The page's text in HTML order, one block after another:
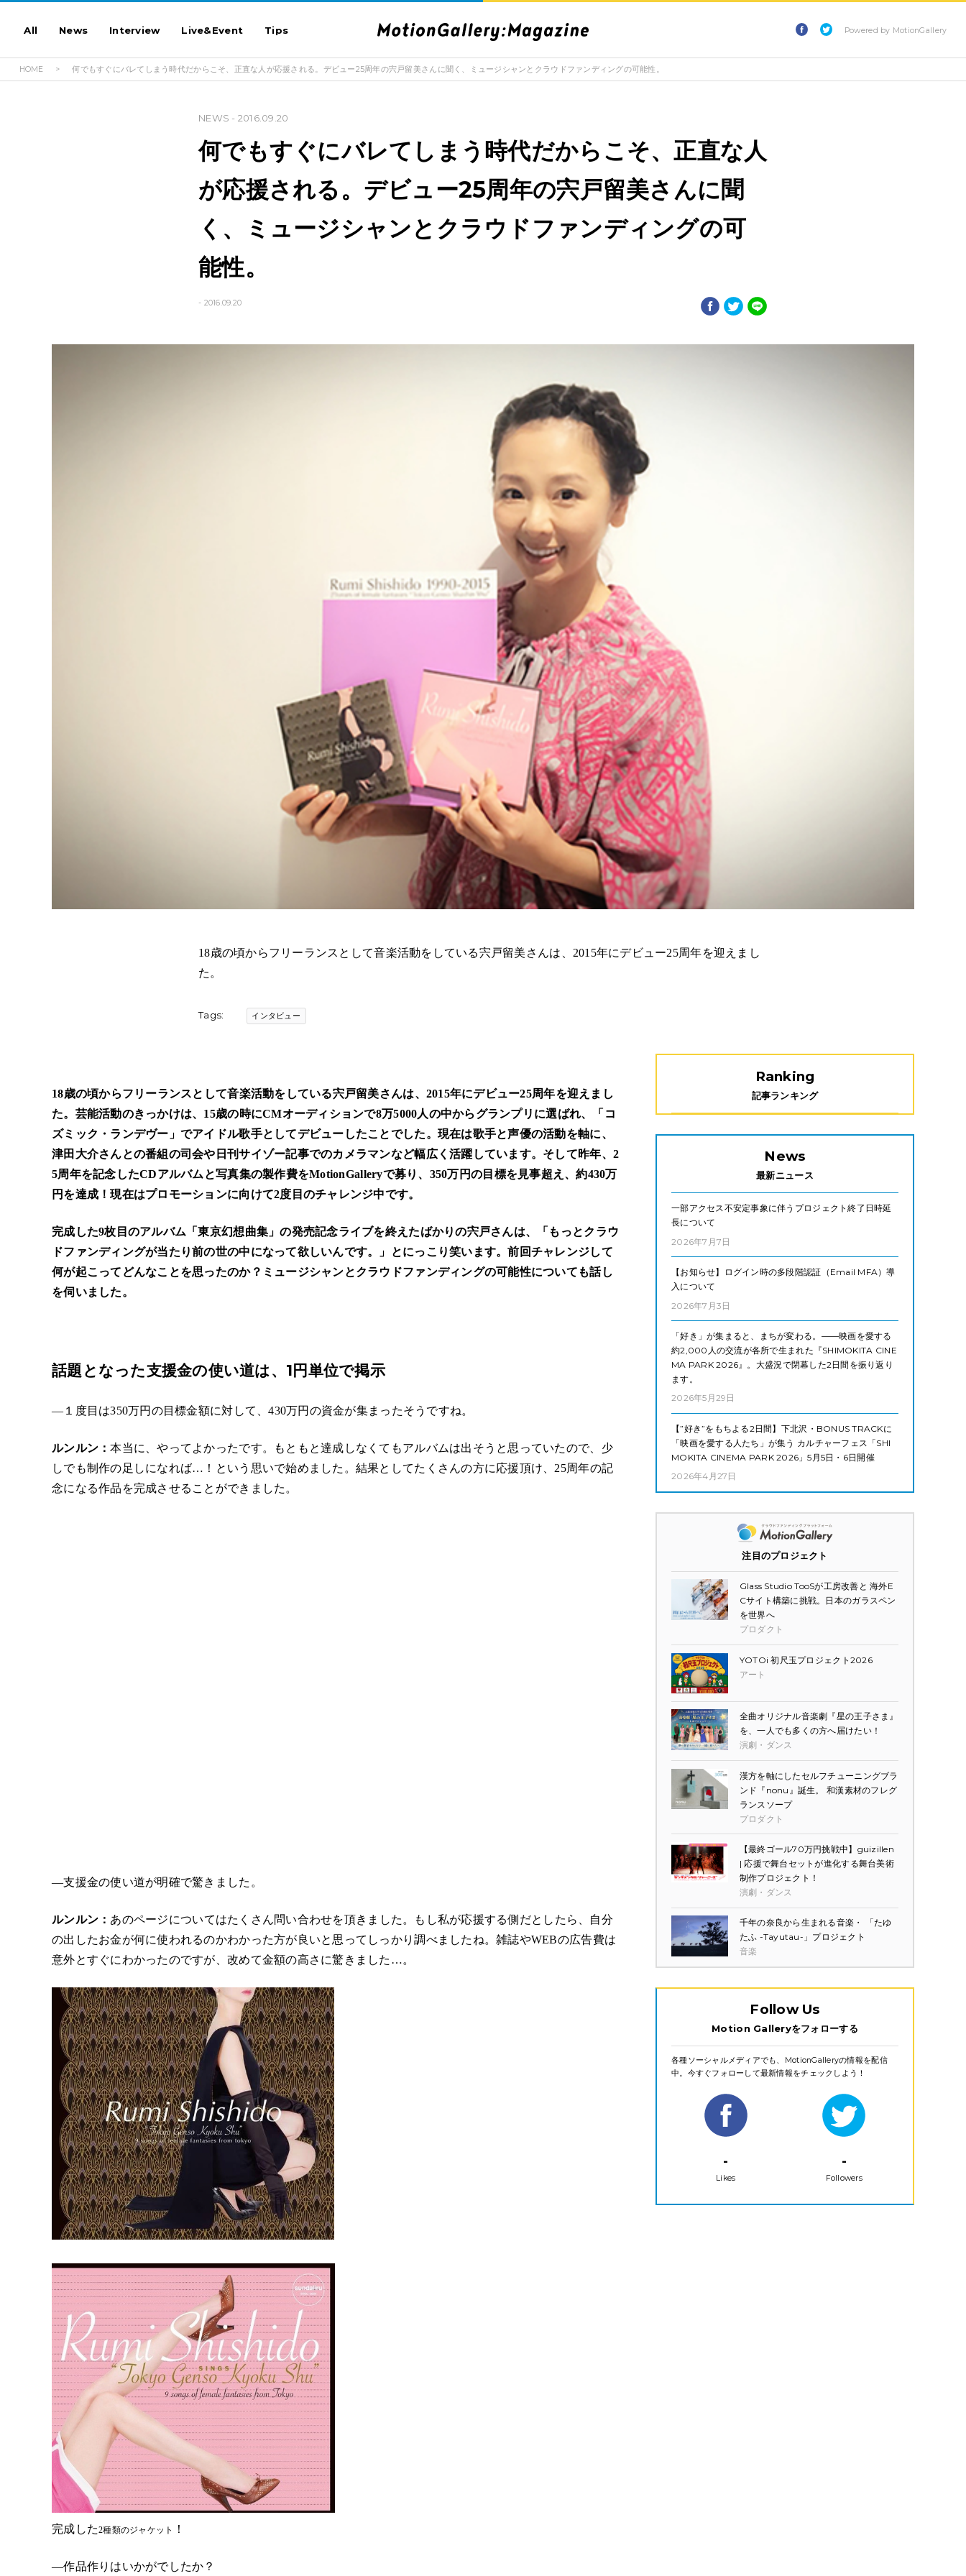
Powered by MotionGallery
All News Interview Live&Event Tips
HOME 何でもすぐにバレてしまう時代だからこそ、正直な人が応援される。デビュー25周年の宍戸留美さんに聞く、ミュージシャンとクラウドファンディングの可能性。
NEWS - 2016.09.20
何でもすぐにバレてしまう時代だからこそ、正直な人
が応援される。デビュー25周年の宍戸留美さんに聞
く、ミュージシャンとクラウドファンディングの可
能性。
- 2016.09.20
​18歳の頃からフリーランスとして音楽活動をしている宍戸留美さんは、2015年にデビュー25周年を迎えまし
た。
Tags: インタビュー
18歳の頃からフリーランスとして音楽活動をしている宍戸留美さんは、2015年にデビュー25周年を迎えまし
た。芸能活動のきっかけは、15歳の時にCMオーディションで8万5000人の中からグランプリに選ばれ、「コ
ズミック・ランデヴー」でアイドル歌手としてデビューしたことでした。現在は歌手と声優の活動を軸に、
津田大介さんとの番組の司会や日刊サイゾー記事でのカメラマンなど幅広く活躍しています。そして昨年、2
5周年を記念したCDアルバムと写真集の製作費をMotionGalleryで募り、350万円の目標を見事超え、約430万
円を達成！現在はプロモーションに向けて2度目のチャレンジ中です。
完成した9枚目のアルバム「東京幻想曲集」の発売記念ライブを終えたばかりの宍戸さんは、「もっとクラウ
ドファンディングが当たり前の世の中になって欲しいんです。」とにっこり笑います。前回チャレンジして
何が起こってどんなことを思ったのか？ミュージシャンとクラウドファンディングの可能性についても話し
を伺いました。
話題となった支援金の使い道は、1円単位で掲示
―１度目は350万円の目標金額に対して、430万円の資金が集まったそうですね。
ルンルン：本当に、やってよかったです。もともと達成しなくてもアルバムは出そうと思っていたので、少
しでも制作の足しになれば…！という思いで始めました。結果としてたくさんの方に応援頂け、25周年の記
念になる作品を完成させることができました。
―支援金の使い道が明確で驚きました。
ルンルン： あのページについてはたくさん問い合わせを頂きました。もし私が応援する側だとしたら、自分
の出したお金が何に使われるのかわかった方が良いと思ってしっかり調べましたね。雑誌やWEBの広告費は
意外とすぐにわかったのですが、改めて金額の高さに驚きました…。
完成した2種類のジャケット ！
―作品作りはいかがでしたか？
Ranking
記事ランキング
News
最新ニュース
一部アクセス不安定事象に伴うプロジェクト終了日時延
長について
2026年7月7日
【お知らせ】ログイン時の多段階認証（Email MFA）導
入について
2026年7月3日
「好き」が集まると、まちが変わる。——映画を愛する
約2,000人の交流が各所で生まれた『SHIMOKITA CINE
MA PARK 2026』。大盛況で閉幕した2日間を振り返り
ます。
2026年5月29日
【”好き”をもちよる2日間】下北沢・BONUS TRACKに
「映画を愛する人たち」が集う カルチャーフェス「SHI
MOKITA CINEMA PARK 2026」5月5日・6日開催
2026年4月27日
注目のプロジェクト
Glass Studio TooSが工房改善と 海外E
Cサイト構築に挑戦。日本のガラスペン
を世界へ
プロダクト
YOTOi 初尺玉プロジェクト2026
アート
全曲オリジナル音楽劇『星の王子さま』
を、一人でも多くの方へ届けたい！
演劇・ダンス
漢方を軸にしたセルフチューニングブラ
ンド『nonu』誕生。 和漢素材のフレグ
ランスソープ
プロダクト
【最終ゴール70万円挑戦中】guizillen
| 応援で舞台セットが進化する舞台美術
制作プロジェクト！
演劇・ダンス
千年の奈良から生まれる音楽・ 「たゆ
たふ -Tayutau-」プロジェクト
音楽
Follow Us
Motion Galleryをフォローする
各種ソーシャルメディアでも、MotionGalleryの情報を配信
中。今すぐフォローして最新情報をチェックしよう！
-
Likes
-
Followers